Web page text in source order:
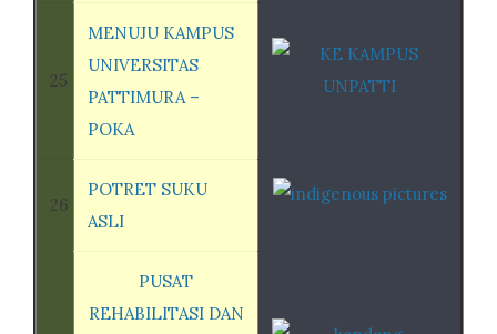
25
MENUJU KAMPUS
UNIVERSITAS
PATTIMURA –
POKA
26
POTRET SUKU
ASLI
PUSAT
REHABILITASI DAN